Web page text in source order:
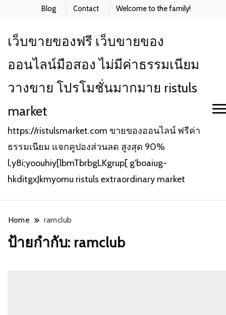
Blog Contact Welcome to the family!
เว็บขายของฟรี เว็บขายของ
ออนไลน์มือสอง ไม่มีค่าธรรมเนียม
วางขาย โปรโมชั่นมากมาย ristuls
market
https://ristulsmarket.com ขายของออนไลน์ ฟรีค่า
ธรรมเนียม แจกคูปองส่วนลด สูงสุด 90%
l,y8i;yoouhiy[lbmTbrbgLKgrup[ g'boaiug-
hkditgxJkmyomu ristuls extraordinary market
Home ramclub
ป้ายกำกับ: ramclub